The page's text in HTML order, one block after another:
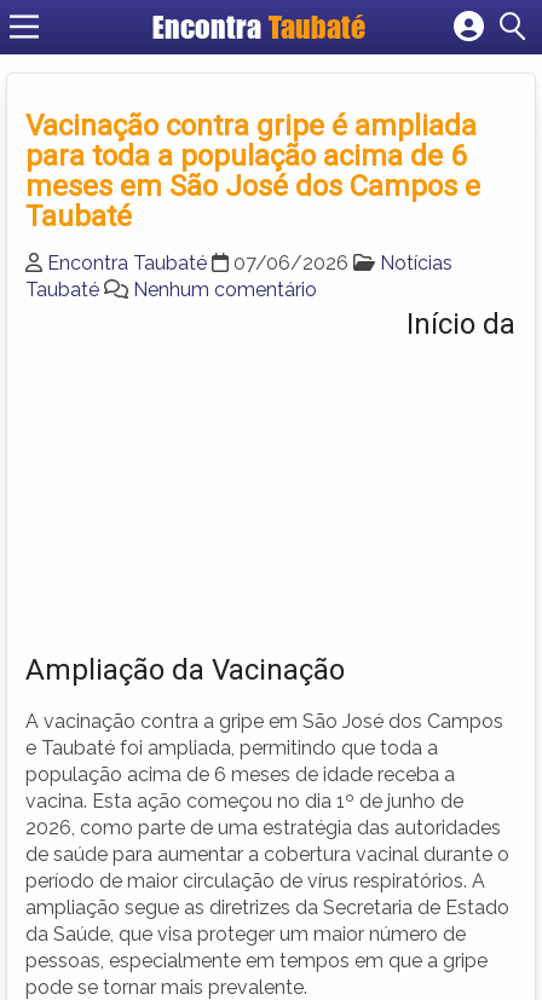
EncontraTaubaté
Cadastrar empresa
Criar conta
Vacinação contra gripe é ampliada
para toda a população acima de 6
meses em São José dos Campos e
Taubaté
Encontra Taubaté 07/06/2026
Notícias
Taubaté
Nenhum comentário
Início da
Ampliação da Vacinação
A vacinação contra a gripe em São José dos Campos
e Taubaté foi ampliada, permitindo que toda a
população acima de 6 meses de idade receba a
vacina. Esta ação começou no dia 1º de junho de
2026, como parte de uma estratégia das autoridades
de saúde para aumentar a cobertura vacinal durante o
período de maior circulação de vírus respiratórios. A
ampliação segue as diretrizes da Secretaria de Estado
da Saúde, que visa proteger um maior número de
pessoas, especialmente em tempos em que a gripe
pode se tornar mais prevalente.